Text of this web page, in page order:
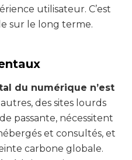
utilisateur. C’est
sur le long terme.
du numérique n’est
des sites lourds
passante, nécessitent
et consultés, et
carbone globale.